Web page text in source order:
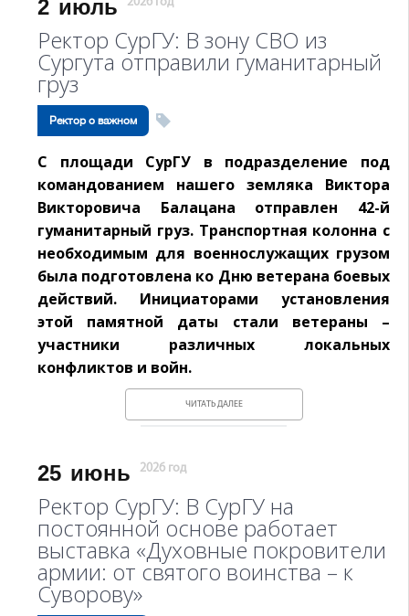
2 июль
Ректор СурГУ: В зону СВО из
Сургута отправили гуманитарный
груз
Ректор о важном
С площади СурГУ в подразделение под
командованием нашего земляка Виктора
Викторовича Балацана отправлен 42-й
гуманитарный груз. Транспортная колонна с
необходимым для военнослужащих грузом
была подготовлена ко Дню ветерана боевых
действий. Инициаторами установления
этой памятной даты стали ветераны –
участники различных локальных
конфликтов и войн.
ЧИТАТЬ ДАЛЕЕ
25 июнь 2026 год
Ректор СурГУ: В СурГУ на
постоянной основе работает
выставка «Духовные покровители
армии: от святого воинства – к
Суворову»